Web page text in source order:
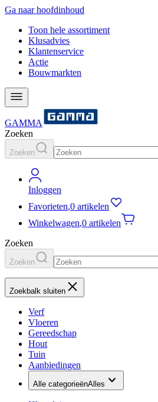
Ga naar hoofdinhoud
Toon hele assortiment
Klusadvies
Klantenservice
Actie
Bouwmarkten
GAMMA
Zoeken
Zoeken
Inloggen
Favorieten,0 artikelen
Winkelwagen,0 artikelen
Zoeken
Zoeken
Zoekbalk sluiten
Verf
Vloeren
Gereedschap
Hout
Tuin
Aanbiedingen
Alle categorieënAlles